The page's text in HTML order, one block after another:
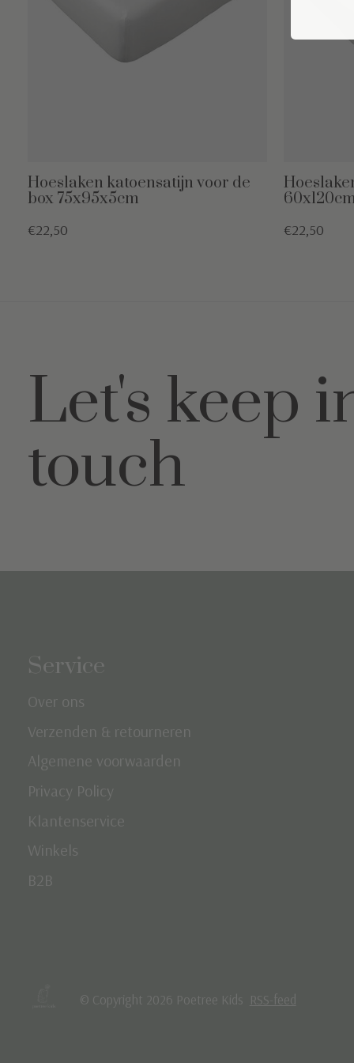
Hoeslaken katoensatijn voor de
box 75x95x5cm
€22,50 €22,50
Let's keep
touch
Service
Over ons
Verzenden & retourneren
Algemene voorwaarden
Privacy Policy
Klantenservice
Winkels
B2B
© Copyright 2026 Poetree Kids RSS-feed